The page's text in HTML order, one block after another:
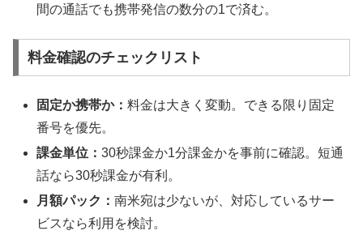
間の通話でも携帯発信の数分の1で済む。
料金確認のチェックリスト
固定か携帯か：料金は大きく変動。できる限り固定
番号を優先。
課金単位：30秒課金か1分課金かを事前に確認。短通
話なら30秒課金が有利。
月額パック：南米宛は少ないが、対応しているサー
ビスなら利用を検討。